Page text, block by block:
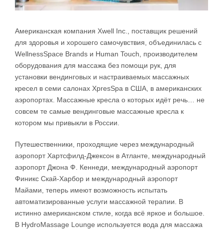
Американская компания Xwell Inc., поставщик решений
для здоровья и хорошего самочувствия, объединилась с
WellnessSpace Brands и Human Touch, производителем
оборудования для массажа без помощи рук, для
установки вендинговых и настраиваемых массажных
кресел в семи салонах XpresSpa в США, в американских
аэропортах. Массажные кресла о которых идёт речь… не
совсем те самые вендинговые массажные кресла к
котором мы привыкли в России.
Путешественники, проходящие через международный
аэропорт Хартсфилд-Джексон в Атланте, международный
аэропорт Джона Ф. Кеннеди, международный аэропорт
Финикс Скай-Харбор и международный аэропорт
Майами, теперь имеют возможность испытать
автоматизированные услуги массажной терапии. В
истинно американском стиле, когда всё яркое и большое.
В HydroMassage Lounge используется вода для массажа